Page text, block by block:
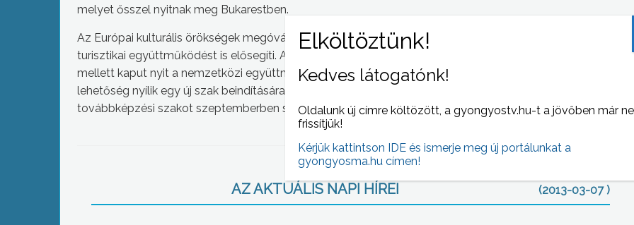
melyet ősszel nyitnak meg Bukarestben.
Az Európai kulturális örökségek megóvása és publikálása fontos feladata az Európai Uniónak, ami a
turisztikai együttműködést is elősegíti. A főiskola számára a ez a munka az oktatás megerősítése
mellett kaput nyit a nemzetközi együttműködések felé is – véli a szakember. A pályázati forrásból
lehetőség nyílik egy új szak beindítására is, a természeti- és kulturális örökség menedzsment szakirányú
továbbképzési szakot szeptemberben szeretnék indítani, hazánkban elsőként a KRF-en.
AZ AKTUÁLIS NAPI HÍREI (2013-03-07 )
Kedves látogatónk!
Oldalunk új címre költözött, a gyongyostv.hu-t a jövőben már
frissítjük!
Kérjük kattintson IDE és ismerje meg új portálunkat a
gyongyosma.hu címen!